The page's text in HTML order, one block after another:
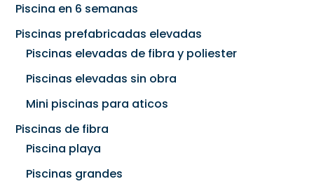
Piscina en 6 semanas
Piscinas prefabricadas elevadas
Piscinas elevadas de fibra y poliester
Piscinas elevadas sin obra
Mini piscinas para aticos
Piscinas de fibra
Piscina playa
Piscinas grandes